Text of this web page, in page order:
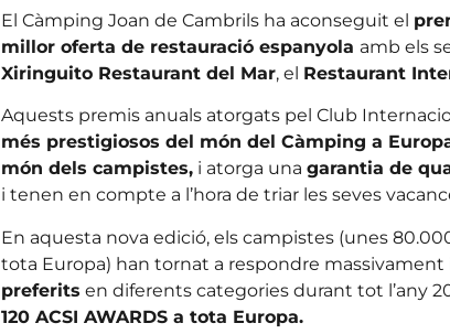
El Càmping Joan de Cambrils ha aconseguit el
millor oferta de restauració espanyola amb els
Xiringuito Restaurant del Mar, el Restaurant
Aquests premis anuals atorgats pel Club
més prestigiosos del món del Càmping a
món dels campistes,i atorga una garantia de
i tenen en compte a l’hora de triar les seves
En aquesta nova edició, els campistes (unes
tota Europa) han tornat a respondre massivament
preferits en diferents categories durant tot l’any
120 ACSI AWARDS a tota Europa.